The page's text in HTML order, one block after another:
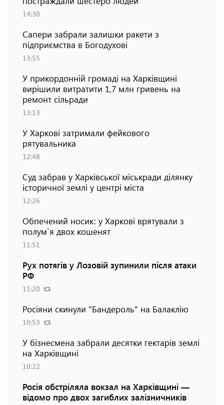
14:30
Сапери забрали залишки ракети з
підприємства в Богодухові
13:55
У прикордонній громаді на Харківщині
вирішили витратити 1,7 млн гривень на
ремонт сільради
13:13
У Харкові затримали фейкового
рятувальника
12:48
Суд забрав у Харківської міськради ділянку
історичної землі у центрі міста
12:26
Обпечений носик: у Харкові врятували з
полум`я двох кошенят
11:51
Рух потягів у Лозовій зупинили після атаки
РФ
11:20
Росіяни скинули "Бандероль" на Балаклію
10:53
У бізнесмена забрали десятки гектарів землі
на Харківщині
10:22
Росія обстріляла вокзал на Харківщині —
відомо про двох загиблих залізничників